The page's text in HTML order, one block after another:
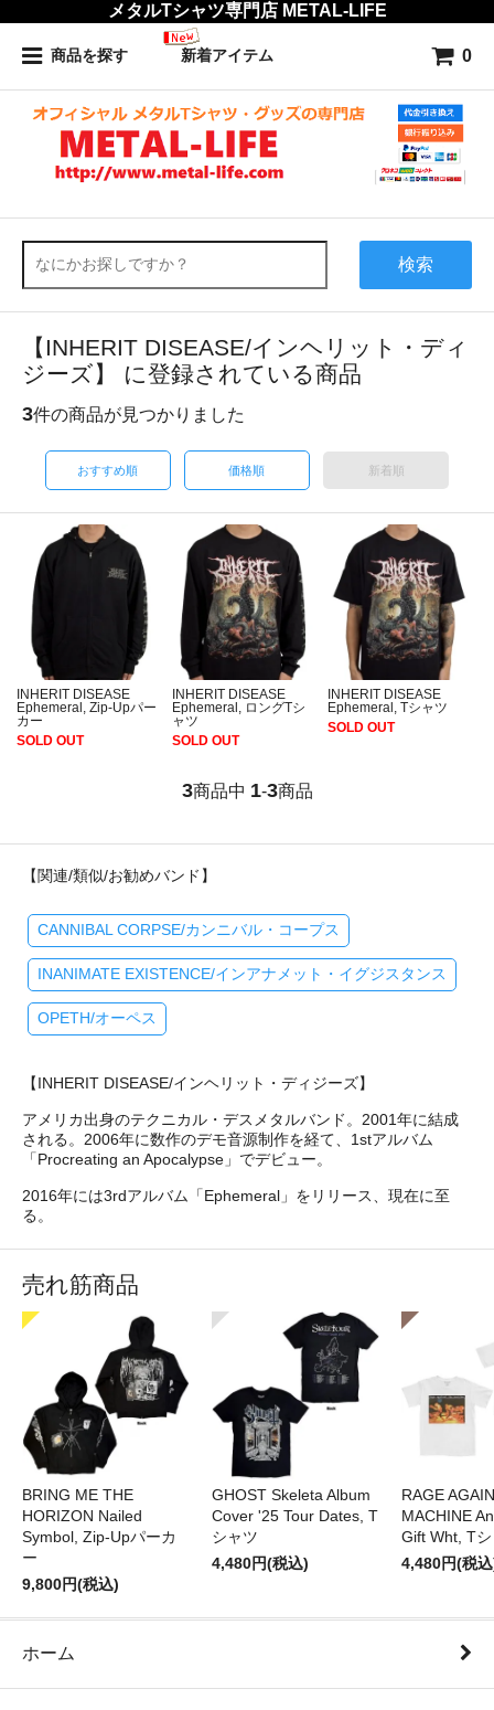
メタルTシャツ専門店 METAL-LIFE
商品を探す 新着アイテム 0
検索
【INHERIT DISEASE/インヘリット・ディ
ジーズ】 に登録されている商品
3件の商品が見つかりました
おすすめ順 価格順 新着順
INHERIT DISEASE
Ephemeral, Zip-Upパー
カー
SOLD OUT
INHERIT DISEASE
Ephemeral, ロングTシ
ャツ
SOLD OUT
INHERIT DISEASE
Ephemeral, Tシャツ
SOLD OUT
3商品中 1-3商品
【関連/類似/お勧めバンド】
CANNIBAL CORPSE/カンニバル・コープス
INANIMATE EXISTENCE/インアナメット・イグジスタンス
OPETH/オーペス
【INHERIT DISEASE/インヘリット・ディジーズ】
アメリカ出身のテクニカル・デスメタルバンド。2001年に結成
される。2006年に数作のデモ音源制作を経て、1stアルバム
「Procreating an Apocalypse」でデビュー。
2016年には3rdアルバム「Ephemeral」をリリース、現在に至
る。
売れ筋商品
BRING ME THE
HORIZON Nailed
Symbol, Zip-Upパーカ
ー
9,800円(税込)
GHOST Skeleta Album
Cover '25 Tour Dates, T
シャツ
4,480円(税込)
RAGE
MACHINE
Gift Wht, T
4,480円(税
ホーム